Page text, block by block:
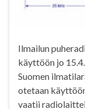
Ilmailun
käyttöön jo
Suomen
otetaan
vaatii